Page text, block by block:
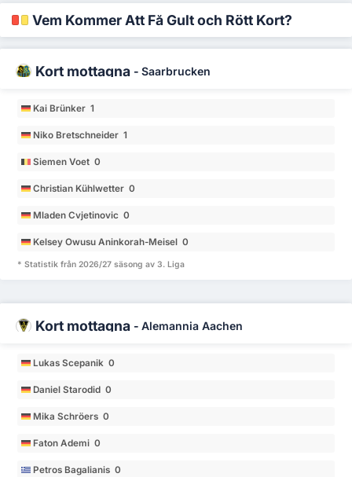
Vem Kommer Att Få Gult och Rött Kort?
Kort mottagna - Saarbrucken
Kai Brünker 1
Niko Bretschneider 1
Siemen Voet 0
Christian Kühlwetter 0
Mladen Cvjetinovic 0
Kelsey Owusu Aninkorah-Meisel 0
* Statistik från 2026/27 säsong av 3. Liga
Kort mottagna - Alemannia Aachen
Lukas Scepanik 0
Daniel Starodid 0
Mika Schröers 0
Faton Ademi 0
Petros Bagalianis 0